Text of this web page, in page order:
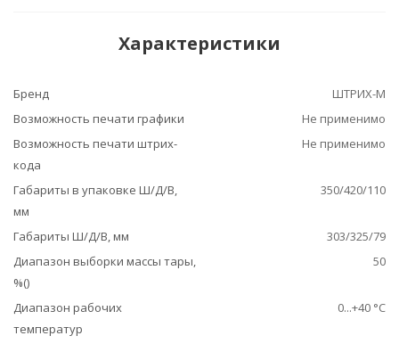
Характеристики
Бренд
ШТРИХ-М
Возможность печати графики
Не применимо
Возможность печати штрих-
кода
Не применимо
Габариты в упаковке Ш/Д/В,
мм
350/420/110
Габариты Ш/Д/В, мм
303/325/79
Диапазон выборки массы тары,
%()
50
Диапазон рабочих
температур
0...+40 °С